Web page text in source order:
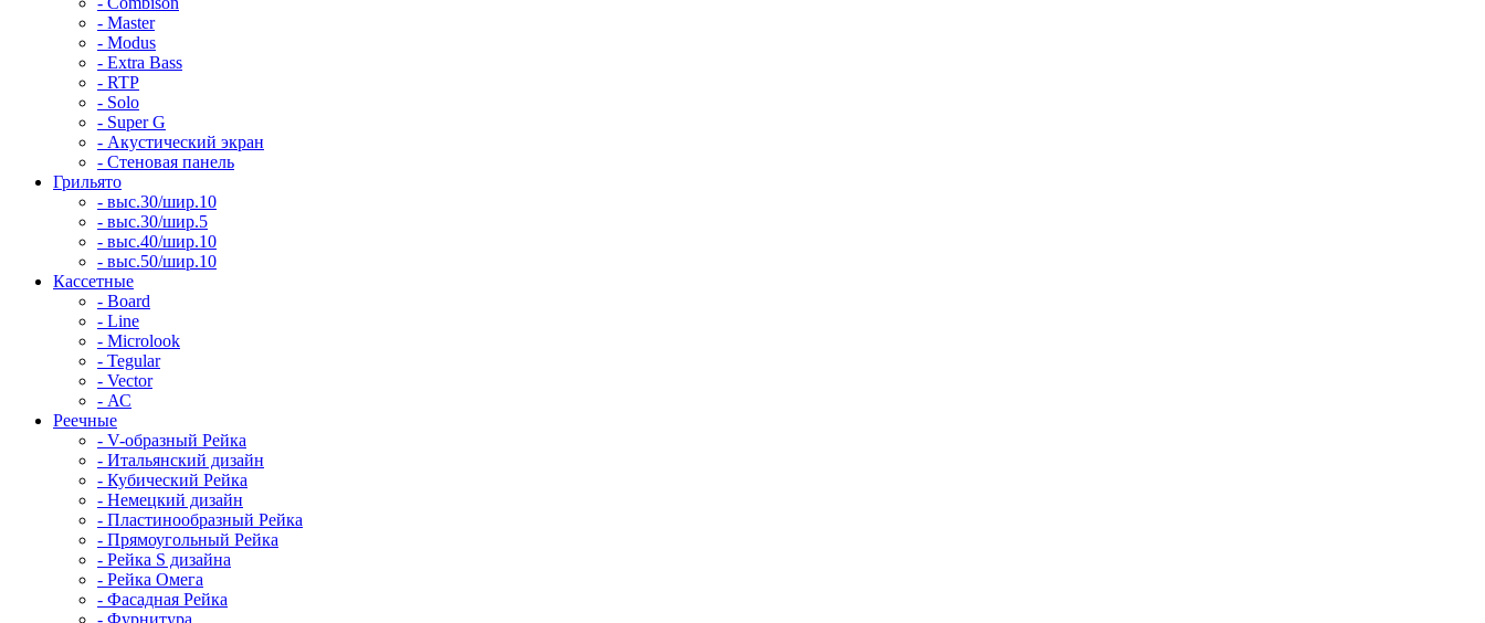
- Master
- Modus
- Extra Bass
- RTP
- Solo
- Super G
- Акустический экран
- Стеновая панель
Грильято
- выс.30/шир.10
- выс.30/шир.5
- выс.40/шир.10
- выс.50/шир.10
Кассетные
- Board
- Line
- Microlook
- Tegular
- Vector
- АС
Реечные
- V-образный Рейка
- Итальянский дизайн
- Кубический Рейка
- Немецкий дизайн
- Пластинообразный Рейка
- Прямоугольный Рейка
- Рейка S дизайна
- Рейка Омега
- Фасадная Рейка
- Фурнитура